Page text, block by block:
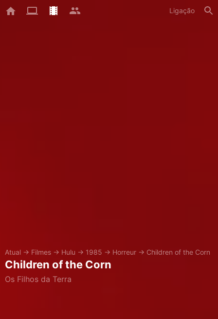
Ligação
Atual → Filmes → Hulu → 1985 → Horreur → Children of the Corn
Children of the Corn
Os Filhos da Terra